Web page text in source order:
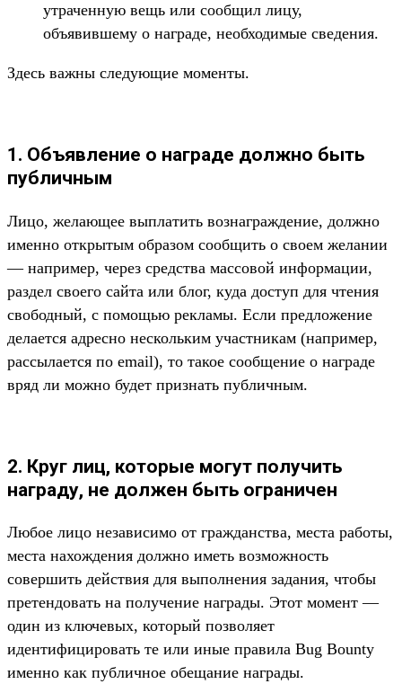
утраченную вещь или сообщил лицу,
объявившему о награде, необходимые сведения.
Здесь важны следующие моменты.
1. Объявление о награде должно быть
публичным
Лицо, желающее выплатить вознаграждение, должно
именно открытым образом сообщить о своем желании
— например, через средства массовой информации,
раздел своего сайта или блог, куда доступ для чтения
свободный, с помощью рекламы. Если предложение
делается адресно нескольким участникам (например,
рассылается по email), то такое сообщение о награде
вряд ли можно будет признать публичным.
2. Круг лиц, которые могут получить
награду, не должен быть ограничен
Любое лицо независимо от гражданства, места работы,
места нахождения должно иметь возможность
совершить действия для выполнения задания, чтобы
претендовать на получение награды. Этот момент —
один из ключевых, который позволяет
идентифицировать те или иные правила Bug Bounty
именно как публичное обещание награды.